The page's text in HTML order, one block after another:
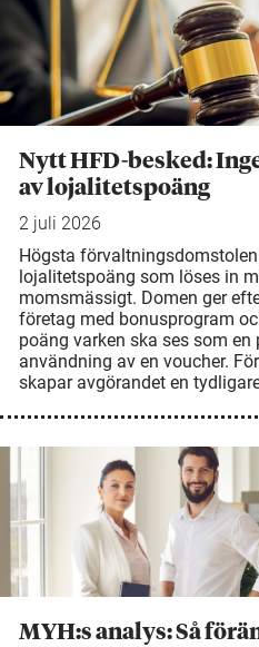
Nytt HFD-besked:
av lojalitetspoäng
2 juli 2026
Högsta
lojalitetspoäng som löses in
momsmässigt. Domen ger
företag med bonusprogram
poäng varken ska ses som
användning av en voucher.
skapar avgörandet en
MYH:s analys: Så